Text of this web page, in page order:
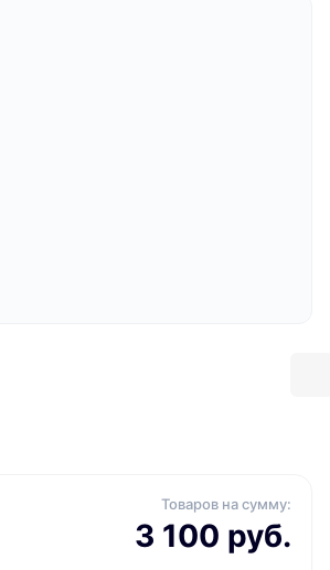
Товаров на сумму:
3 100 руб.